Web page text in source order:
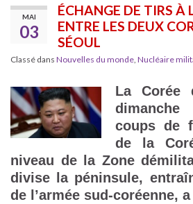
MAI
03
ÉCHANGE DE TIRS À
ENTRE LES DEUX
SÉOUL
Classé dans Nouvelles du monde, Nucléaire
La Corée
coups de
de la
niveau de la Zone
divise la péninsule,
de l’armée sud-coréenne,